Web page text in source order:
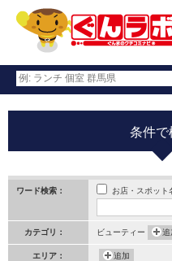
条件で
ワード検索： お店・スポット
カテゴリ： ビューティー 追
エリア： 追加